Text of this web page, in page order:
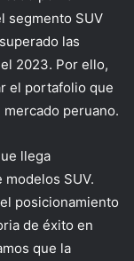
segmento SUV
las
2023. Por ello,
el portafolio que
peruano.
llega
modelos SUV.
posicionamiento
de éxito en
que la